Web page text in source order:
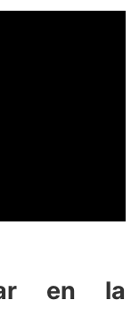
en la